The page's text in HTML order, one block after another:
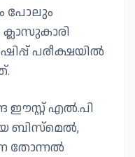
പോലും
പരീക്ഷയിൽ
ഈസ്റ്റ് എൽ.പി
ബിസ്മെൽ,
തോന്നൽ